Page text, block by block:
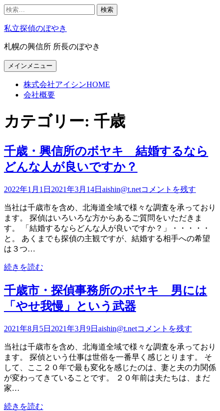
検
ン
テ
ン
ツ
へ
プ
私立探偵のぼやき
札幌の興信所 所長のぼやき
Facebook
Twitter
Google+
LinkedIn
Instagram
YouTube
Pinterest
Tumblr
VKメインメニュー
株式会社アイシンHOME
会社概要
カテゴリー: 千歳
千歳・興信所のボヤキ 結婚するなら
どんな人が良いですか？
2022年1月1日 2021年3月14日 aishin@t.netコメントを残す
当社は千歳市を含め、北海道全域で様々な調査を承っており
ます。 探偵はいろいろな方からあるご質問をいただきま
す。 「結婚するならどんな人が良いですか？」・・・・・
と。 あくまでも探偵の主観ですが、結婚する相手への希望
は３つ…
続きを読む
千歳市・探偵事務所のボヤキ 男には
「やせ我慢」という武器
2021年8月5日 2021年3月9日 aishin@t.netコメントを残す
当社は千歳市を含め、北海道全域で様々な調査を承っており
ます。 探偵という仕事は世俗を一番早く感じとります。 そ
して、ここ２０年で最も変化を感じたのは、妻と夫の力関係
が変わってきていることです。 ２０年前は夫たちは、まだ
家…
続きを読む